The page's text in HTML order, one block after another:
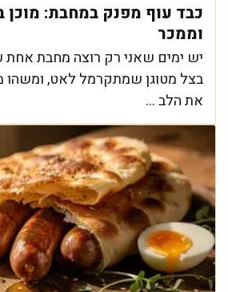
וממכר
יש ימים שאני רק רוצה מחבת
בצל מטוגן שמתקרמל לאט,
את הלב ...